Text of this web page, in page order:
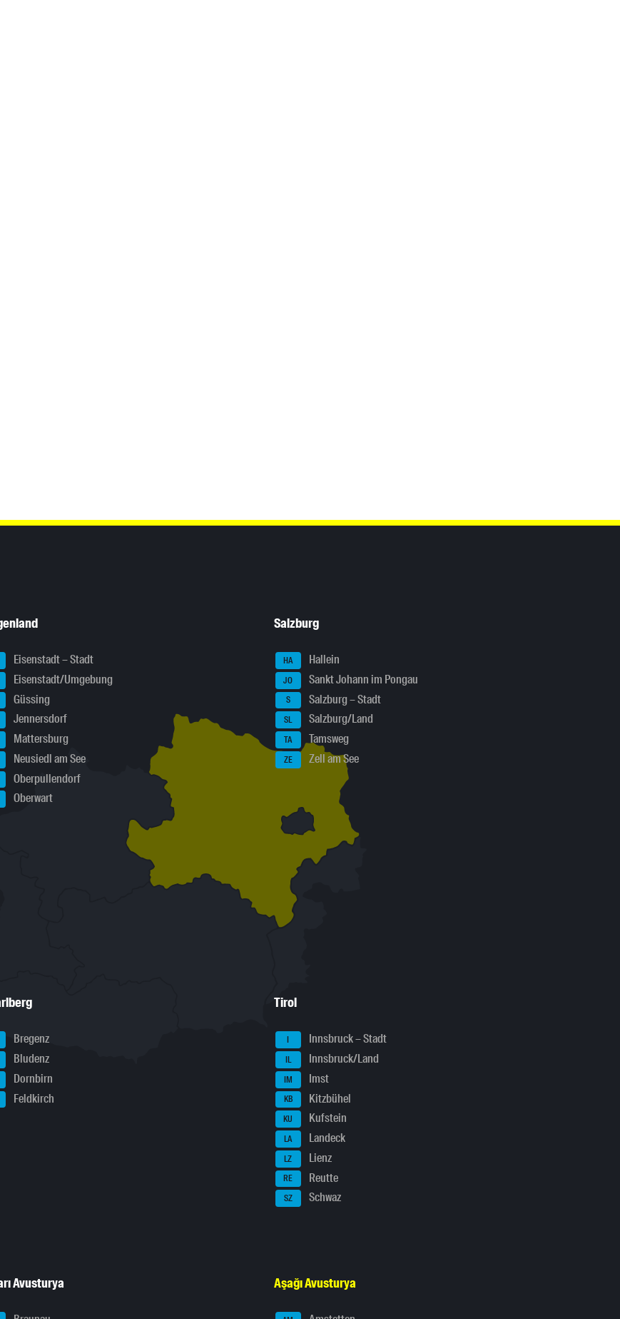
Eisenstadt – Stadt
Eisenstadt/Umgebung
Güssing
Jennersdorf
Mattersburg
Neusiedl am See
Oberpullendorf
Oberwart
Salzburg
HA Hallein
JO Sankt Johann im Pongau
S Salzburg – Stadt
SL Salzburg/Land
TA Tamsweg
ZE Zell am See
Bregenz
Bludenz
Dornbirn
Feldkirch
Tirol
I Innsbruck – Stadt
IL Innsbruck/Land
IM Imst
KB Kitzbühel
KU Kufstein
LA Landeck
LZ Lienz
RE Reutte
SZ Schwaz
Avusturya Aşağı Avusturya